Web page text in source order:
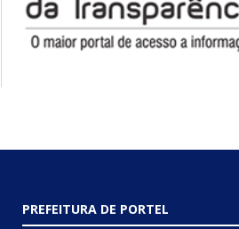
PREFEITURA DE PORTEL